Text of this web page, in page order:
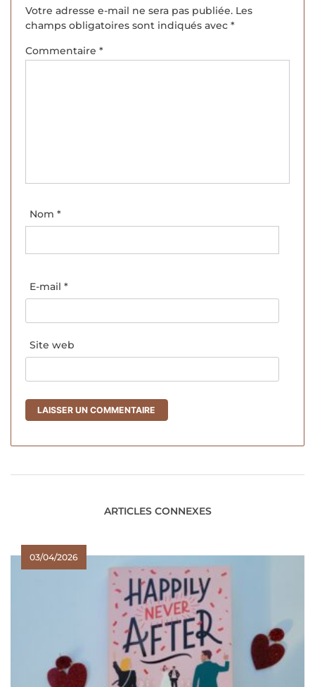
Votre adresse e-mail ne sera pas publiée. Les
champs obligatoires sont indiqués avec *
Commentaire *
Nom *
E-mail *
Site web
ARTICLES CONNEXES
03/04/2026